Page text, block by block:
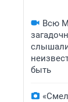
Всю
быть